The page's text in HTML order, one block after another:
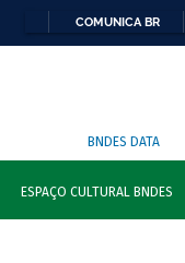
COMUNICA BR
BNDES DATA